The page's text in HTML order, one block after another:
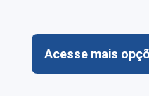
Acesse mais